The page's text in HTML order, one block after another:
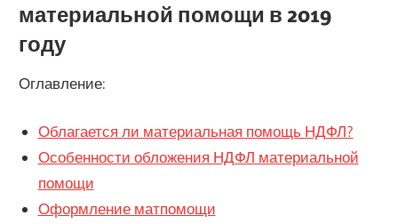
материальной помощи в 2019
году
Оглавление:
Облагается ли материальная помощь НДФЛ?
Особенности обложения НДФЛ материальной
помощи
Оформление матпомощи